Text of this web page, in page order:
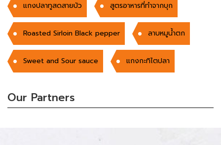
แกงปลาทูสดสายบัว สูตรอาหารที่ทำจากบุก
Roasted Sirloin Black pepper ลาบหมูน้ำตก
Sweet and Sour sauce แกงกะทิไตปลา
Our Partners